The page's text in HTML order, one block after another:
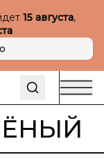
15 августа,